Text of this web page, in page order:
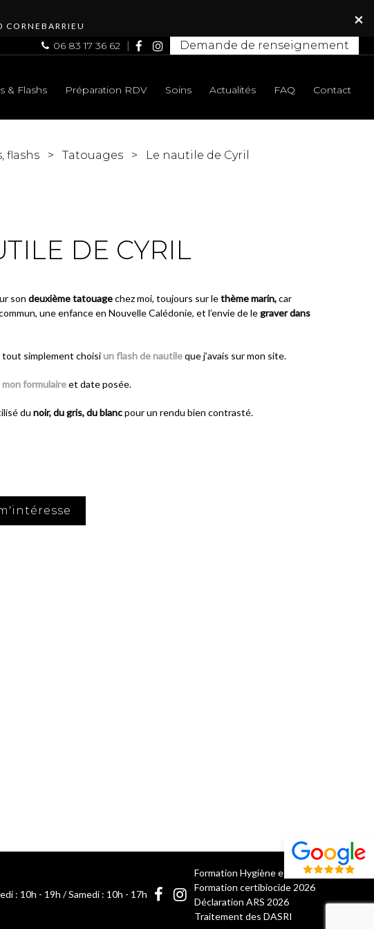
×
06 83 17 36 62 Demande de renseignement
& Flashs Préparation RDV Soins Actualités FAQ Contact
flashs Tatouages Le nautile de Cyril
DE CYRIL
son deuxième tatouagechez moi, toujours sur lethème marin,car
une enfance en Nouvelle Calédonie, et l’envie de legraver dans
tout simplement choisi un flash de nautileque j’avais sur mon site.
mon formulaireet date posée.
du noir, du gris, du blancpour un rendu bien contrasté.
: 10h - 19h / Samedi : 10h - 17h
Formation Hygiène et salubrité 2026
Formation certibiocide 2026
Déclaration ARS 2026
Traitement des DASRI